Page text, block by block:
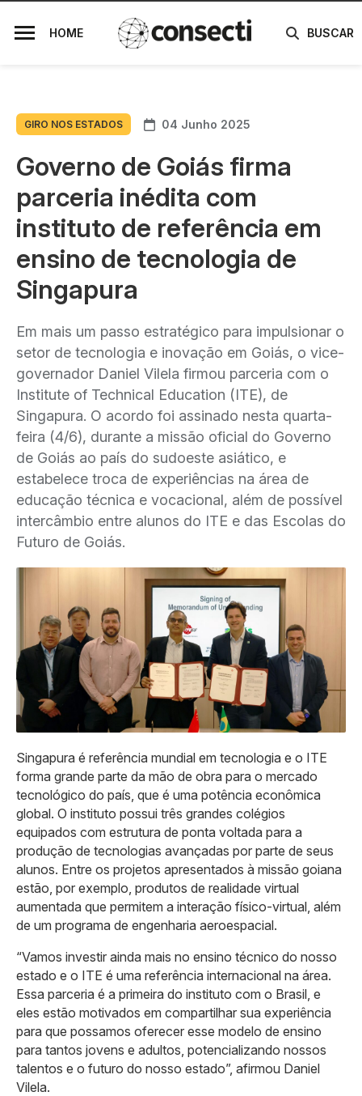
HOME BUSCAR
GIRO NOS ESTADOS 04 Junho 2025
Governo de Goiás firma
parceria inédita com
instituto de referência em
ensino de tecnologia de
Singapura
Em mais um passo estratégico para impulsionar o
setor de tecnologia e inovação em Goiás, o vice-
governador Daniel Vilela firmou parceria com o
Institute of Technical Education (ITE), de
Singapura. O acordo foi assinado nesta quarta-
feira (4/6), durante a missão oficial do Governo
de Goiás ao país do sudoeste asiático, e
estabelece troca de experiências na área de
educação técnica e vocacional, além de possível
intercâmbio entre alunos do ITE e das Escolas do
Futuro de Goiás.
Singapura é referência mundial em tecnologia e o ITE
forma grande parte da mão de obra para o mercado
tecnológico do país, que é uma potência econômica
global. O instituto possui três grandes colégios
equipados com estrutura de ponta voltada para a
produção de tecnologias avançadas por parte de seus
alunos. Entre os projetos apresentados à missão goiana
estão, por exemplo, produtos de realidade virtual
aumentada que permitem a interação físico-virtual, além
de um programa de engenharia aeroespacial.
“Vamos investir ainda mais no ensino técnico do nosso
estado e o ITE é uma referência internacional na área.
Essa parceria é a primeira do instituto com o Brasil, e
eles estão motivados em compartilhar sua experiência
para que possamos oferecer esse modelo de ensino
para tantos jovens e adultos, potencializando nossos
talentos e o futuro do nosso estado”, afirmou Daniel
Vilela.